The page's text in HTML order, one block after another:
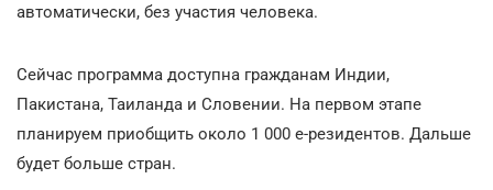
автоматически, без участия человека.
Сейчас программа доступна гражданам Индии,
Пакистана, Таиланда и Словении. На первом этапе
планируем приобщить около 1 000 е-резидентов. Дальше
будет больше стран.